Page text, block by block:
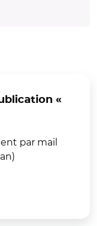
«
par mail